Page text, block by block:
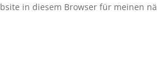
in diesem Browser für meinen